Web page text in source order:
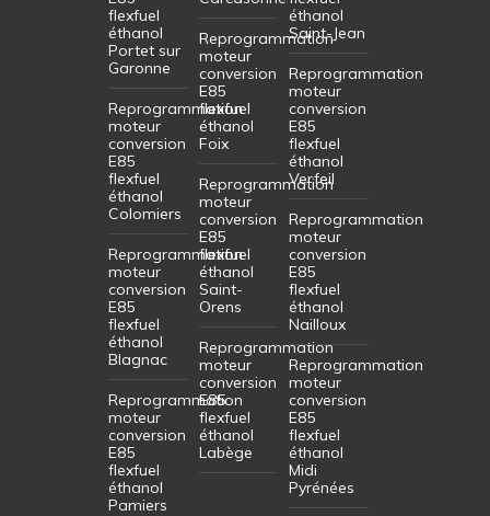
flexfuel
éthanol
Portet sur
Garonne
Reprogrammation
moteur
conversion
E85
flexfuel
éthanol
Colomiers
Reprogrammation
moteur
conversion
E85
flexfuel
éthanol
Blagnac
Reprogrammation
moteur
conversion
E85
flexfuel
éthanol
Pamiers
Reprogrammation
moteur
conversion
E85
flexfuel
éthanol
Foix
Reprogrammation
moteur
conversion
E85
flexfuel
éthanol
Saint-
Orens
Reprogrammation
moteur
conversion
E85
flexfuel
éthanol
Labège
éthanol
Saint-Jean
Reprogrammation
moteur
conversion
E85
flexfuel
éthanol
Verfeil
Reprogrammation
moteur
conversion
E85
flexfuel
éthanol
Nailloux
Reprogrammation
moteur
conversion
E85
flexfuel
éthanol
Midi
Pyrénées